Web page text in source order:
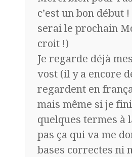
c’est un bon début
serai le prochain
croit !)
Je regarde déjà
vost (il y a encore
regardent en
mais même si je
quelques termes à
pas ça qui va me
bases correctes ni